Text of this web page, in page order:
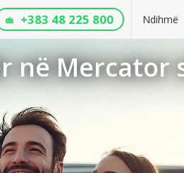
Ndihmë
+383 48 225 800
në Mercator